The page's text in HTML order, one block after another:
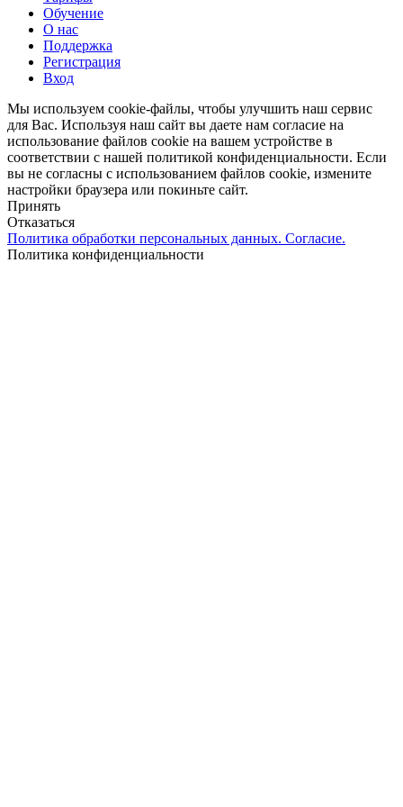
Обучение
О нас
Поддержка
Регистрация
Вход
Мы используем cookie-файлы, чтобы улучшить наш сервис
для Вас. Используя наш сайт вы даете нам согласие на
использование файлов cookie на вашем устройстве в
соответствии с нашей политикой конфиденциальности. Если
вы не согласны с использованием файлов cookie, измените
настройки браузера или покиньте сайт.
Принять
Отказаться
Политика обработки персональных данных. Согласие.
Политика конфиденциальности